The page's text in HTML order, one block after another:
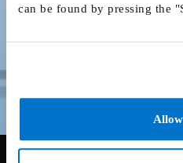
can be found by pressing the
8.5/10 1994 136